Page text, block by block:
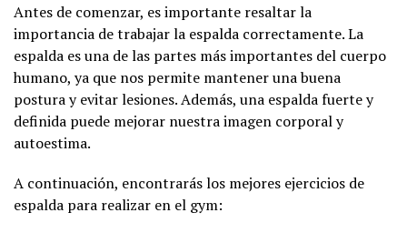
Antes de comenzar, es importante resaltar la
importancia de trabajar la espalda correctamente. La
espalda es una de las partes más importantes del cuerpo
humano, ya que nos permite mantener una buena
postura y evitar lesiones. Además, una espalda fuerte y
definida puede mejorar nuestra imagen corporal y
autoestima.
A continuación, encontrarás los mejores ejercicios de
espalda para realizar en el gym: